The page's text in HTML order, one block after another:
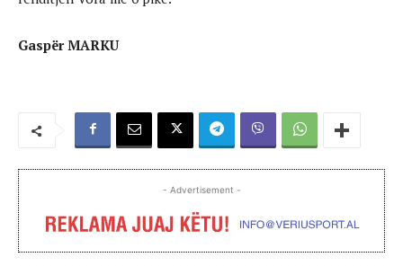
Gaspër MARKU
- Advertisement -